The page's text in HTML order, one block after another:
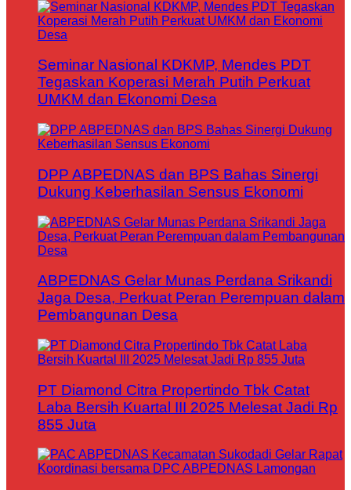
Seminar Nasional KDKMP, Mendes PDT
Tegaskan Koperasi Merah Putih Perkuat
UMKM dan Ekonomi Desa
DPP ABPEDNAS dan BPS Bahas Sinergi
Dukung Keberhasilan Sensus Ekonomi
ABPEDNAS Gelar Munas Perdana Srikandi
Jaga Desa, Perkuat Peran Perempuan dalam
Pembangunan Desa
PT Diamond Citra Propertindo Tbk Catat
Laba Bersih Kuartal III 2025 Melesat Jadi Rp
855 Juta